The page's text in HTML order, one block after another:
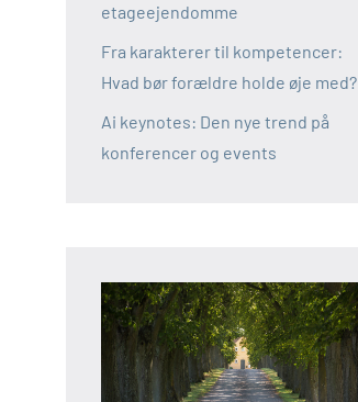
etageejendomme
Fra karakterer til kompetencer:
Hvad bør forældre holde øje med?
Ai keynotes: Den nye trend på
konferencer og events